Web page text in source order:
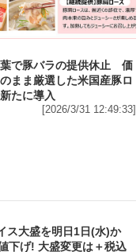
葉で豚バラの提供休止 価
まま厳選した米国産豚ロ
たに導入
[2026/3/31 12:49:33]
ス大盛を明日1日(水)か
下げ! 大盛変更は＋税込